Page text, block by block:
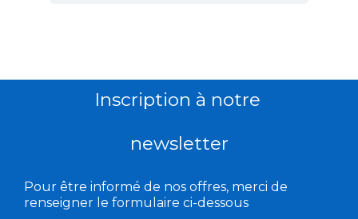
Inscription à notre
newsletter
Pour être informé de nos offres, merci de
renseigner le formulaire ci-dessous